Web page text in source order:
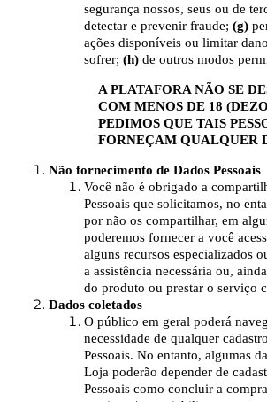
segurança nossos, seus ou de
detectar e prevenir fraude; (g)
ações disponíveis ou limitar
sofrer; (h) de outros modos
A PLATAFORA NÃO SE
COM MENOS DE 18
PEDIMOS QUE TAIS
FORNEÇAM QUALQUER
Não fornecimento de Dados Pessoais
Você não é obrigado a
Pessoais que solicitamos, no
por não os compartilhar, em
poderemos fornecer a você
alguns recursos especializados
a assistência necessária ou,
do produto ou prestar o serviço
Dados coletados
O público em geral poderá
necessidade de qualquer
Pessoais. No entanto, algumas
Loja poderão depender de
Pessoais como concluir a